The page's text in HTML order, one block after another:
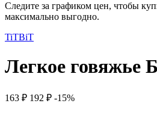
Следите за графиком цен, чтобы
максимально выгодно.
TiTBiT
Легкое говяжье
163 ₽ 192 ₽ -15%